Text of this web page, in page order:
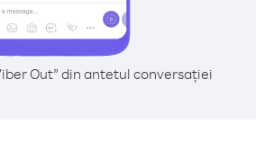
Out” din antetul conversației